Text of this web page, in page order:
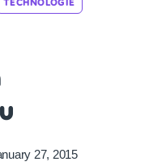
TECHNOLOGIE
27, 2015